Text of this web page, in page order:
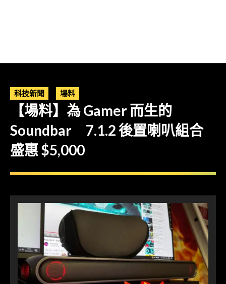
科技新聞 場料
【場料】為 Gamer 而生的
Soundbar 7.1.2 後置喇叭組合
盛惠 $5,000